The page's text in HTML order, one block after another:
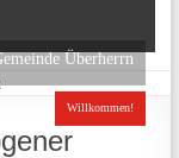
Überherrn
Willkommen!